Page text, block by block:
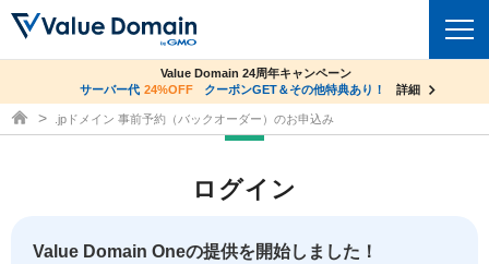
ドメイントップ
コアサーバー
セキュリティトップ
co.jpドメイン✕コアサーバーV2ビジネス応援キャンペーン
サーバー料金1年間無料
詳細
Value Domain 24周年キャンペーン
サーバー代 24%OFF クーポンGET＆その他特典あり！ 詳細
ドメイン取得ならバリュードメイン
.jpドメイン 事前予約（バックオーダー）のお申込み
ログイン
Value Domain Oneの提供を開始しました！